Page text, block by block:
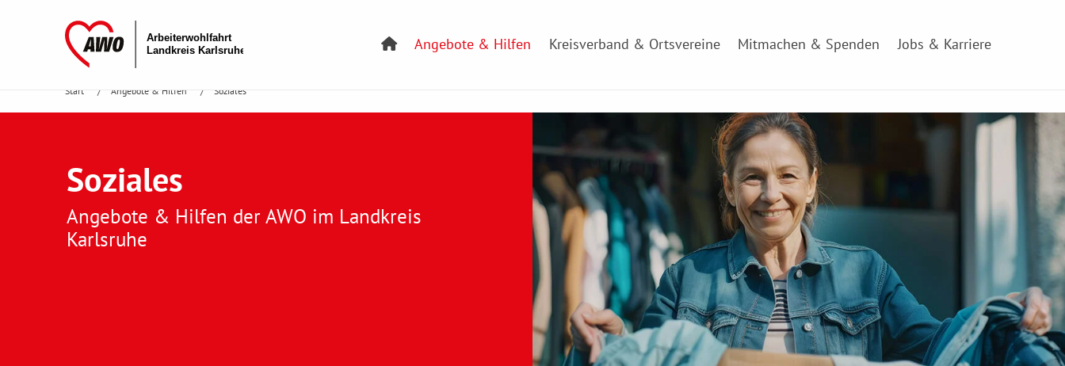
Angebote & Hilfen Kreisverband & Ortsvereine Mitmachen & Spenden Jobs & Karriere
Start Angebote & Hilfen Soziales
Soziales
Angebote & Hilfen der AWO im Landkreis
Karlsruhe